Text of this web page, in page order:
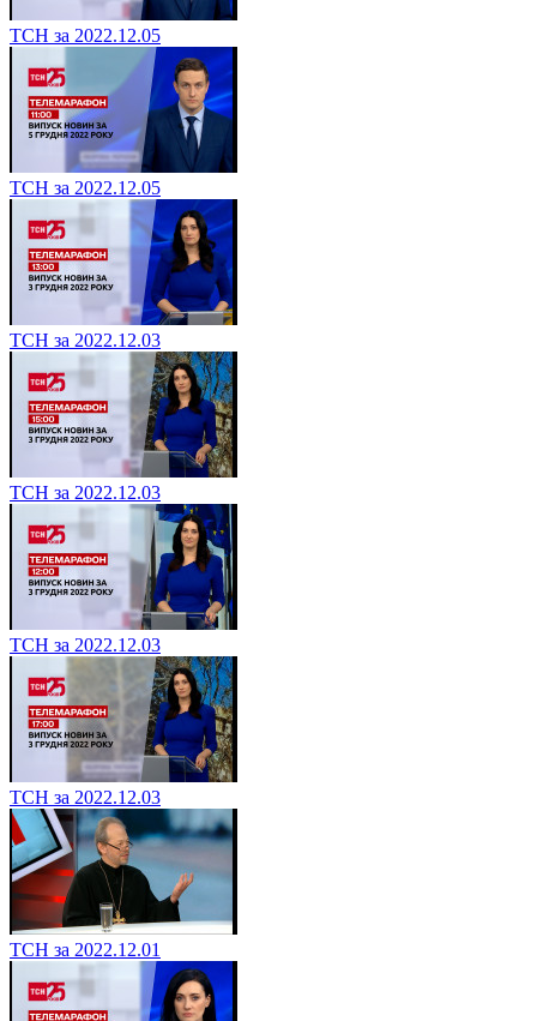
ТСН за 2022.12.05
ТСН за 2022.12.05
ТСН за 2022.12.03
ТСН за 2022.12.03
ТСН за 2022.12.03
ТСН за 2022.12.03
ТСН за 2022.12.01